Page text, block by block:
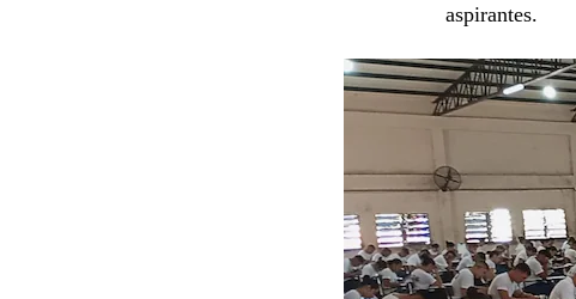
aspirantes.